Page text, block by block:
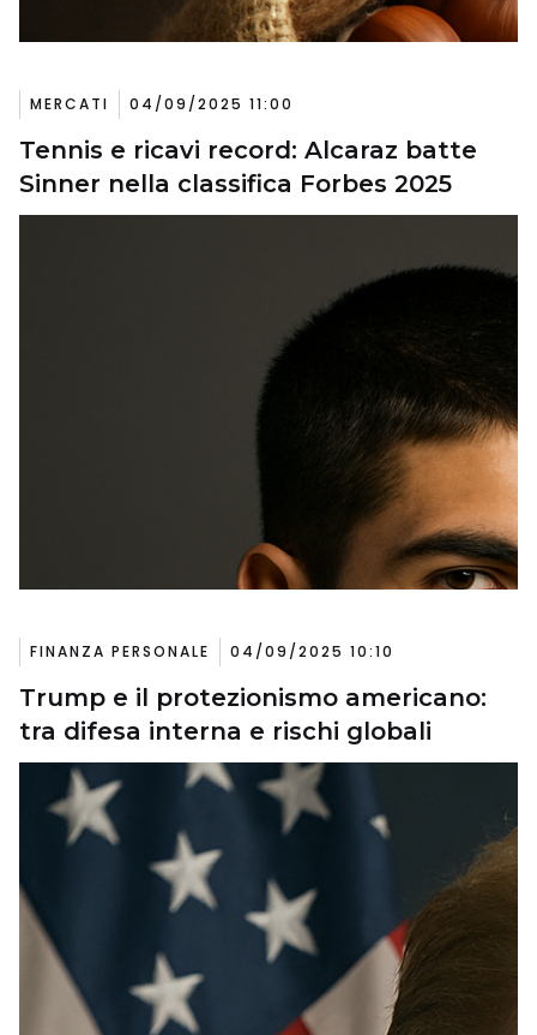
MERCATI 04/09/2025 11:00
Tennis e ricavi record: Alcaraz batte
Sinner nella classifica Forbes 2025
FINANZA PERSONALE 04/09/2025 10:10
Trump e il protezionismo americano:
tra difesa interna e rischi globali